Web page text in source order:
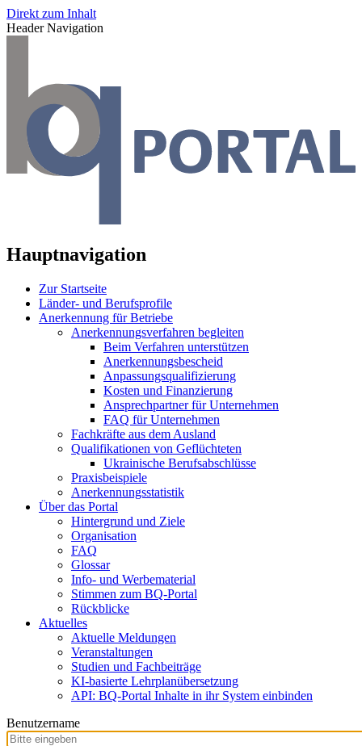
Direkt zum Inhalt
Header Navigation
Hauptnavigation
Zur Startseite
Länder- und Berufsprofile
Anerkennung für Betriebe
Anerkennungsverfahren begleiten
Beim Verfahren unterstützen
Anerkennungsbescheid
Anpassungsqualifizierung
Kosten und Finanzierung
Ansprechpartner für Unternehmen
FAQ für Unternehmen
Fachkräfte aus dem Ausland
Qualifikationen von Geflüchteten
Ukrainische Berufsabschlüsse
Praxisbeispiele
Anerkennungsstatistik
Über das Portal
Hintergrund und Ziele
Organisation
FAQ
Glossar
Info- und Werbematerial
Stimmen zum BQ-Portal
Rückblicke
Aktuelles
Aktuelle Meldungen
Veranstaltungen
Studien und Fachbeiträge
KI-basierte Lehrplanübersetzung
API: BQ-Portal Inhalte in ihr System einbinden
Benutzername